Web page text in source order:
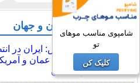
آخرین اخبار ایران و جهان
اکسیوس: ایران در
توافق با عمان و
پاکستان
شامپوی مناسب موهای
تو
کلیک کن